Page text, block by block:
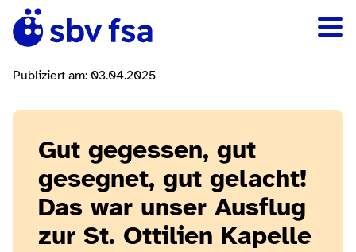
Publiziert am: 03.04.2025
Gut gegessen, gut
gesegnet, gut gelacht!
Das war unser Ausflug
zur St. Ottilien Kapelle